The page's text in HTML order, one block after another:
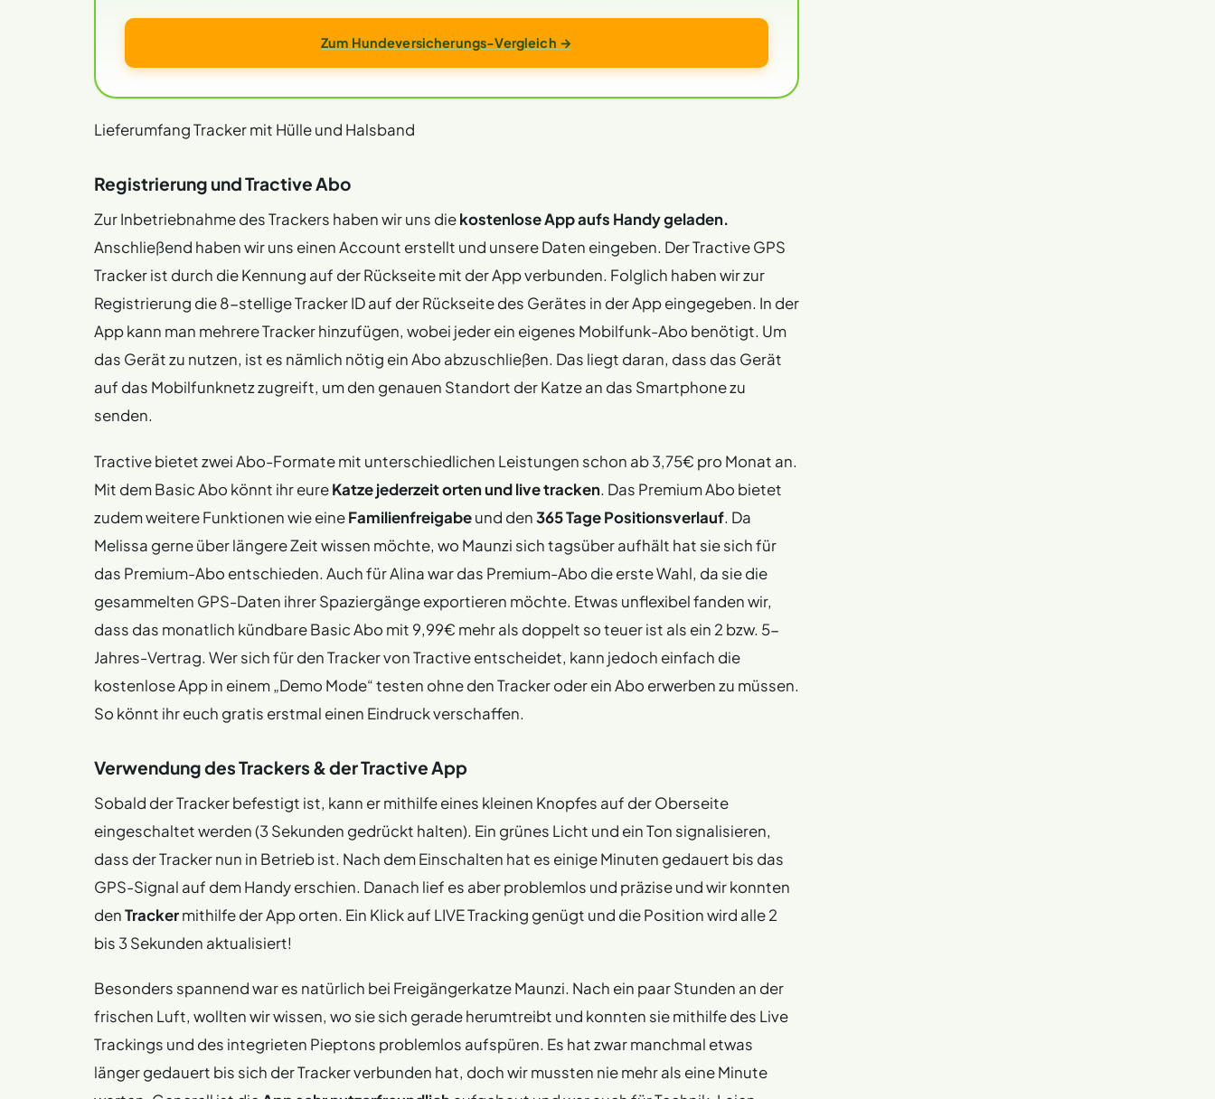
Zum Hundeversicherungs-Vergleich →
Lieferumfang Tracker mit Hülle und Halsband
Registrierung und Tractive Abo
Zur Inbetriebnahme des Trackers haben wir uns diekostenlose App aufs Handy geladen.
Anschließend haben wir uns einen Account erstellt und unsere Daten eingeben. Der Tractive GPS
Tracker ist durch die Kennung auf der Rückseite mit der App verbunden. Folglich haben wir zur
Registrierung die 8-stellige Tracker ID auf der Rückseite des Gerätes in der App eingegeben. In der
App kann man mehrere Tracker hinzufügen, wobei jeder ein eigenes Mobilfunk-Abo benötigt. Um
das Gerät zu nutzen, ist es nämlich nötig ein Abo abzuschließen. Das liegt daran, dass das Gerät
auf das Mobilfunknetz zugreift, um den genauen Standort der Katze an das Smartphone zu
senden.
Tractive bietet zwei Abo-Formate mit unterschiedlichen Leistungen schon ab 3,75€ pro Monat an.
Mit dem Basic Abo könnt ihr eureKatzejederzeit orten und live tracken. Das Premium Abo bietet
zudem weitere Funktionen wie eineFamilienfreigabeund den365 TagePositionsverlauf. Da
Melissa gerne über längere Zeit wissen möchte, wo Maunzi sich tagsüber aufhält hat sie sich für
das Premium-Abo entschieden. Auch für Alina war das Premium-Abo die erste Wahl, da sie die
gesammelten GPS-Daten ihrer Spaziergänge exportieren möchte. Etwas unflexibel fanden wir,
dass das monatlich kündbare Basic Abo mit 9,99€ mehr als doppelt so teuer ist als ein 2 bzw. 5-
Jahres-Vertrag. Wer sich für den Tracker von Tractive entscheidet, kann jedoch einfach die
kostenlose App in einem „Demo Mode“ testen ohne den Tracker oder ein Abo erwerben zu müssen.
So könnt ihr euch gratis erstmal einen Eindruck verschaffen.
Verwendung des Trackers & der Tractive App
Sobald der Tracker befestigt ist, kann er mithilfe eines kleinen Knopfes auf der Oberseite
eingeschaltet werden (3 Sekunden gedrückt halten). Ein grünes Licht und ein Ton signalisieren,
dass der Tracker nun in Betrieb ist. Nach dem Einschalten hat es einige Minuten gedauert bis das
GPS-Signal auf dem Handy erschien. Danach lief es aber problemlos und präzise und wir konnten
denTrackermithilfe der App orten. Ein Klick auf LIVE Tracking genügt und die Position wird alle 2
bis 3 Sekunden aktualisiert!
Besonders spannend war es natürlich bei Freigängerkatze Maunzi. Nach ein paar Stunden an der
frischen Luft, wollten wir wissen, wo sie sich gerade herumtreibt und konnten sie mithilfe des Live
Trackings und des integrieten Pieptons problemlos aufspüren. Es hat zwar manchmal etwas
länger gedauert bis sich der Tracker verbunden hat, doch wir mussten nie mehr als eine Minute